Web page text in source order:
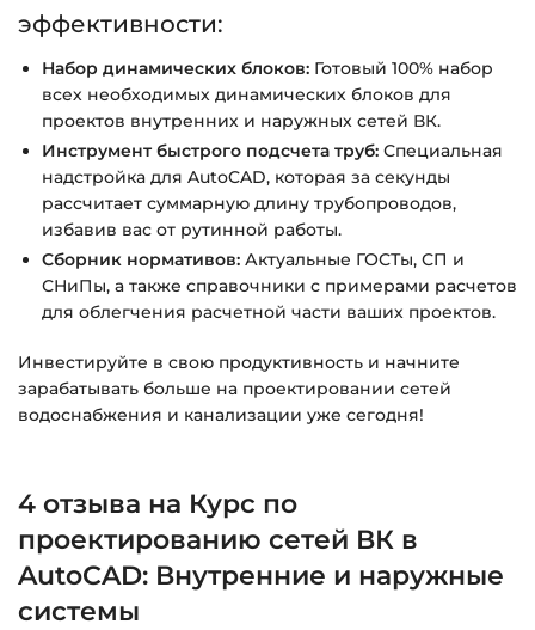
эффективности:
Набор динамических блоков: Готовый 100% набор
всех необходимых динамических блоков для
проектов внутренних и наружных сетей ВК.
Инструмент быстрого подсчета труб: Специальная
надстройка для AutoCAD, которая за секунды
рассчитает суммарную длину трубопроводов,
избавив вас от рутинной работы.
Сборник нормативов: Актуальные ГОСТы, СП и
СНиПы, а также справочники с примерами расчетов
для облегчения расчетной части ваших проектов.
Инвестируйте в свою продуктивность и начните
зарабатывать больше на проектировании сетей
водоснабжения и канализации уже сегодня!
4 отзыва на Курс по
проектированию сетей ВК в
AutoCAD: Внутренние и наружные
системы